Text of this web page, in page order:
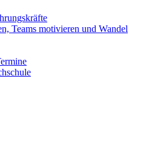
Teams motivieren und Wandel